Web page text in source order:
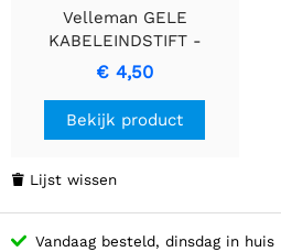
Velleman GELE
KABELEINDSTIFT -
Robuuste Afsluiting Voor
Betrouwbare Elektrische
Verbinding
€ 4,50
Bekijk product
 Lijst wissen
Vandaag besteld, dinsdag in huis